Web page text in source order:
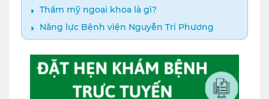
Thẩm mỹ ngoại khoa là gì?
Năng lực Bệnh viện Nguyễn Tri Phương